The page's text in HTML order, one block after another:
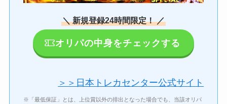
＼ 新規登録24時間限定！ ／
オリパの中身をチェックする
＞＞日本トレカセンター公式サイト
※「最低保証」とは、上位賞以外の排出となった場合でも、当該オリパ